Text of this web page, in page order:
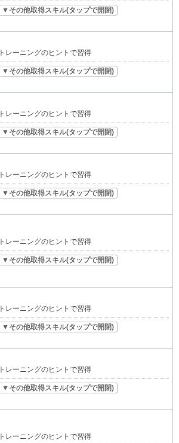
▼その他取得スキル(タップで開閉)
トレーニングのヒントで習得
▼その他取得スキル(タップで開閉)
トレーニングのヒントで習得
▼その他取得スキル(タップで開閉)
トレーニングのヒントで習得
▼その他取得スキル(タップで開閉)
トレーニングのヒントで習得
▼その他取得スキル(タップで開閉)
トレーニングのヒントで習得
▼その他取得スキル(タップで開閉)
トレーニングのヒントで習得
▼その他取得スキル(タップで開閉)
トレーニングのヒントで習得